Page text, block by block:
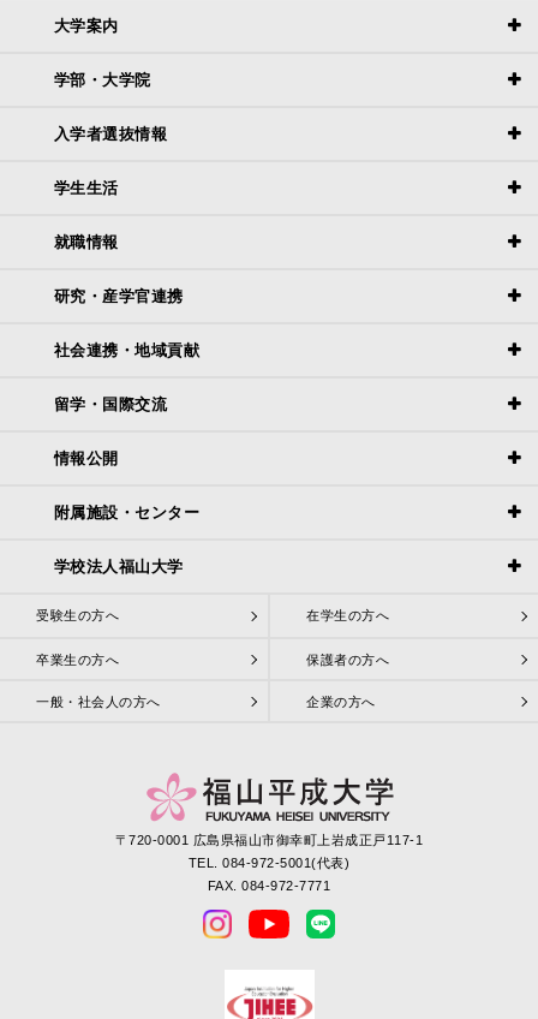
大学案内
学部・大学院
入学者選抜情報
学生生活
就職情報
研究・産学官連携
社会連携・地域貢献
留学・国際交流
情報公開
附属施設・センター
学校法人福山大学
受験生の方へ 在学生の方へ
卒業生の方へ 保護者の方へ
一般・社会人の方へ 企業の方へ
〒720-0001 広島県福山市御幸町上岩成正戸117-1
TEL. 084-972-5001(代表)
FAX. 084-972-7771